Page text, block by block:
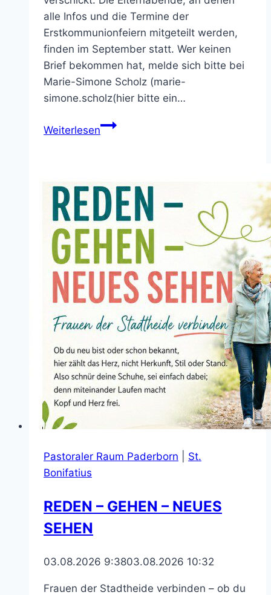
alle Infos und die Termine der
Erstkommunionfeiern mitgeteilt werden,
finden im September statt. Wer keinen
Brief bekommen hat, melde sich bitte bei
Marie-Simone Scholz (marie-
simone.scholz(hier bitte ein…
WeiterlesenErstkommunion
Pastoraler Raum Paderborn
St.
Bonifatius
REDEN – GEHEN – NEUES
SEHEN
03.08.2026 9:3803.08.2026 10:32
Frauen der Stadtheide verbinden – ob du